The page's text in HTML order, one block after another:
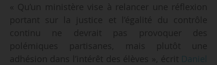
« Qu’un ministère vise à relancer une réflexion
portant sur la justice et l’égalité du contrôle
continu ne devrait pas provoquer des
polémiques partisanes, mais plutôt une
adhésion dans l’intérêt des élèves », écrit Daniel